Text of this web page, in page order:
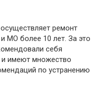
ремонт
МО более 10 лет. За это
себя
имеют множество
по устранению